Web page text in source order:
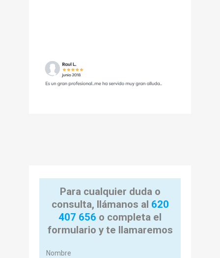
Para cualquier duda o
consulta, llámanos al 620
407 656 o completa el
formulario y te llamaremos
Nombre